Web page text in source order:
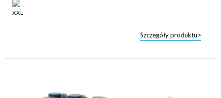
Szczegóły produktu>